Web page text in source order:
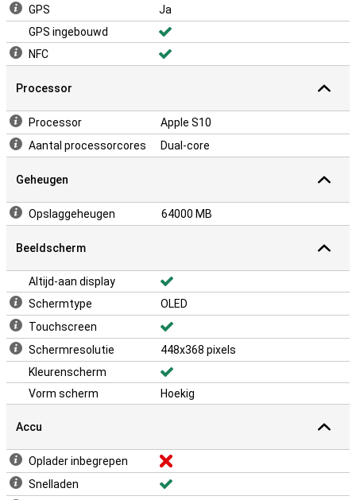
GPS
Ja
GPS ingebouwd
NFC
Processor
Processor
Apple S10
Aantal processorcores
Dual-core
Geheugen
Opslaggeheugen 64000 MB
Beeldscherm
Altijd-aan display
Schermtype
OLED
Touchscreen
Schermresolutie
448x368 pixels
Kleurenscherm
Vorm scherm
Hoekig
Accu
Oplader inbegrepen
Snelladen